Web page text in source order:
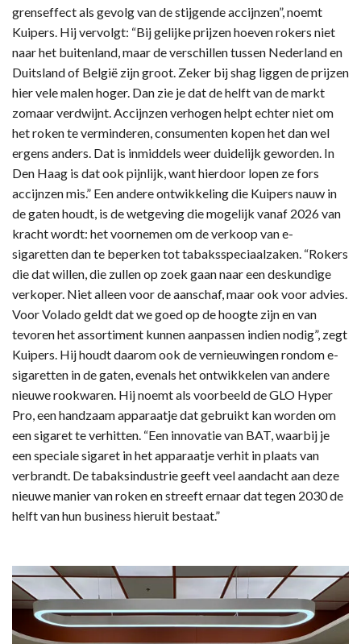
grenseffect als gevolg van de stijgende accijnzen”, noemt
Kuipers. Hij vervolgt: “Bij gelijke prijzen hoeven rokers niet
naar het buitenland, maar de verschillen tussen Nederland en
Duitsland of België zijn groot. Zeker bij shag liggen de prijzen
hier vele malen hoger. Dan zie je dat de helft van de markt
zomaar verdwijnt. Accijnzen verhogen helpt echter niet om
het roken te verminderen, consumenten kopen het dan wel
ergens anders. Dat is inmiddels weer duidelijk geworden. In
Den Haag is dat ook pijnlijk, want hierdoor lopen ze fors
accijnzen mis.” Een andere ontwikkeling die Kuipers nauw in
de gaten houdt, is de wetgeving die mogelijk vanaf 2026 van
kracht wordt: het voornemen om de verkoop van e-
sigaretten dan te beperken tot tabaksspeciaalzaken. “Rokers
die dat willen, die zullen op zoek gaan naar een deskundige
verkoper. Niet alleen voor de aanschaf, maar ook voor advies.
Voor Volado geldt dat we goed op de hoogte zijn en van
tevoren het assortiment kunnen aanpassen indien nodig”, zegt
Kuipers. Hij houdt daarom ook de vernieuwingen rondom e-
sigaretten in de gaten, evenals het ontwikkelen van andere
nieuwe rookwaren. Hij noemt als voorbeeld de GLO Hyper
Pro, een handzaam apparaatje dat gebruikt kan worden om
een sigaret te verhitten. “Een innovatie van BAT, waarbij je
een speciale sigaret in het apparaatje verhit in plaats van
verbrandt. De tabaksindustrie geeft veel aandacht aan deze
nieuwe manier van roken en streeft ernaar dat tegen 2030 de
helft van hun business hieruit bestaat.”